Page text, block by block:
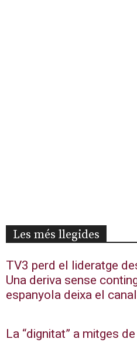
Les més llegides
TV3 perd el lideratge
Una deriva sense
espanyola deixa el
La “dignitat” a mitges